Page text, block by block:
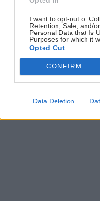
I want to opt-out of
Retention, Sale, and/
Personal Data that Is
Purposes for which it
Opted Out
CONFIRM
Data Deletion
Minireport o
Tatier